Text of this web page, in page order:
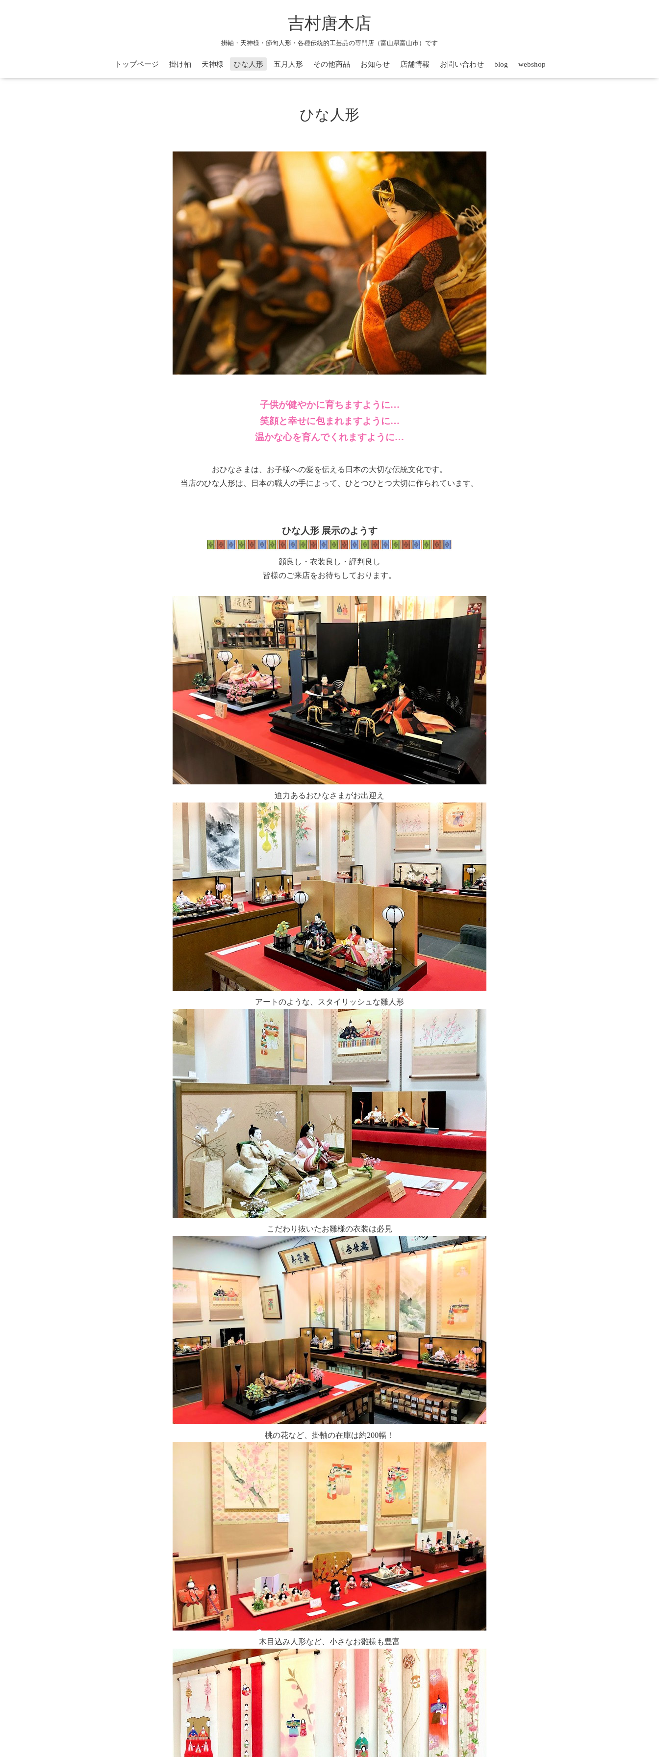
吉村唐木店
掛軸・天神様・節句人形・各種伝統的工芸品の専門店（富山県富山市）です
トップページ 掛け軸 天神様 ひな人形 五月人形 その他商品 お知らせ 店舗情報 お問い合わせ blog webshop
ひな人形
子供が健やかに育ちますように…
笑顔と幸せに包まれますように…
温かな心を育んでくれますように…
おひなさまは、お子様への愛を伝える日本の大切な伝統文化です。
当店のひな人形は、日本の職人の手によって、ひとつひとつ大切に作られています。
ひな人形 展示のようす
顔良し・衣装良し・評判良し
皆様のご来店をお待ちしております。
迫力あるおひなさまがお出迎え
アートのような、スタイリッシュな雛人形
こだわり抜いたお雛様の衣装は必見
桃の花など、掛軸の在庫は約200幅！
木目込み人形など、小さなお雛様も豊富